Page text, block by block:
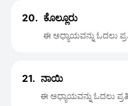
20. ಕೊಲ್ಲೂರು
ಈ ಅಧ್ಯಾಯವನ್ನು ಓದಲು
21. ನಾಯಿ
ಈ ಅಧ್ಯಾಯವನ್ನು ಓದಲು